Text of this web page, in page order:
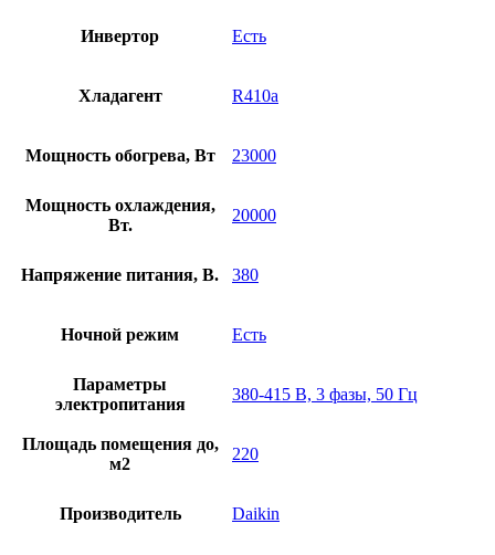
Инвертор Есть
Хладагент R410a
Мощность обогрева, Вт 23000
Мощность охлаждения,
Вт.
20000
Напряжение питания, В. 380
Ночной режим Есть
Параметры
электропитания
380-415 В, 3 фазы, 50 Гц
Площадь помещения до,
м2
220
Производитель Daikin